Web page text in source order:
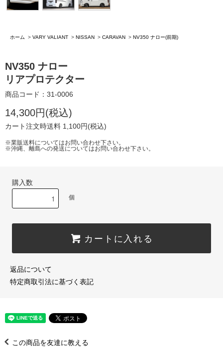
ホーム > VARY VALIANT > NISSAN > CARAVAN > NV350 ナロー(前期)
NV350 ナロー
リアプロテクター
商品コード：31-0006
14,300円(税込)
カート注文時送料 1,100円(税込)
※業販送料についてはお問い合わせ下さい。
※沖縄、離島への発送についてはお問い合わせ下さい。
購入数
個
カートに入れる
返品について
特定商取引法に基づく表記
この商品を友達に教える